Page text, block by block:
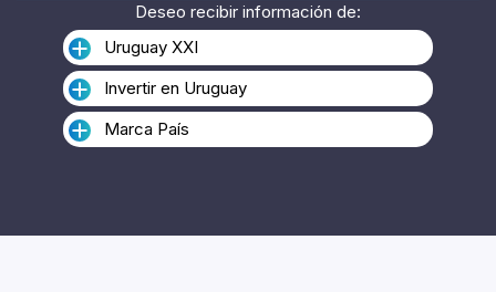
Deseo recibir información de:
Uruguay XXI
Invertir en Uruguay
Marca País